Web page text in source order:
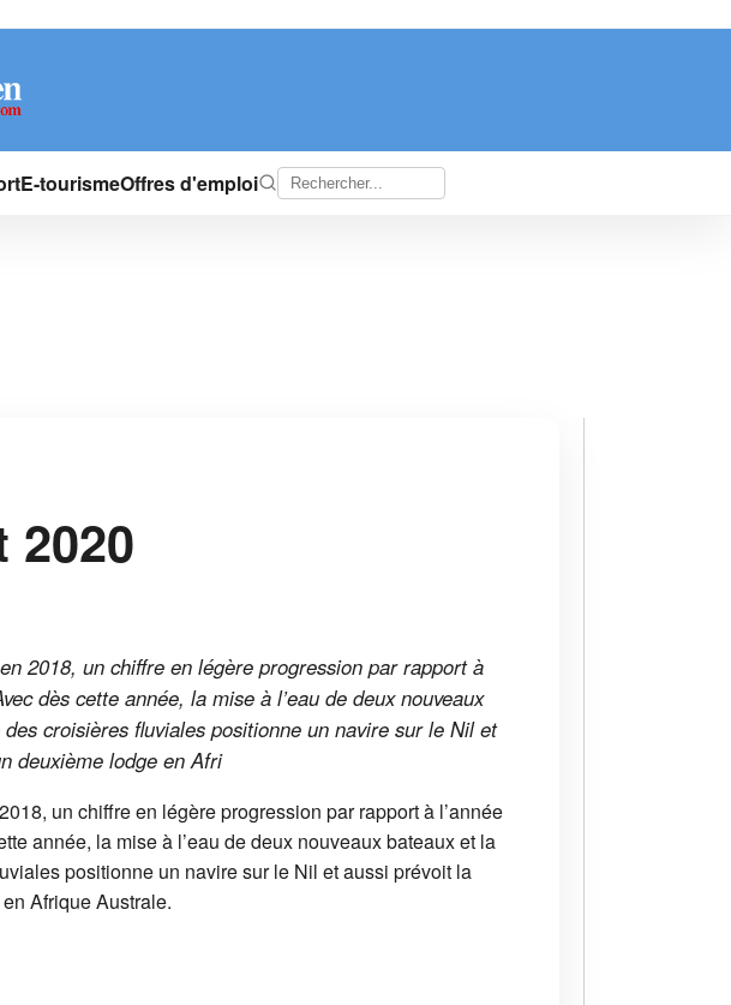
E-tourismeOffres d'emploi
2018, un chiffre en légère progression par rapport à
dès cette année, la mise à l’eau de deux nouveaux
croisières fluviales positionne un navire sur le Nil et
deuxième lodge en Afri
un chiffre en légère progression par rapport à l’année
année, la mise à l’eau de deux nouveaux bateaux et la
positionne un navire sur le Nil et aussi prévoit la
Afrique Australe.